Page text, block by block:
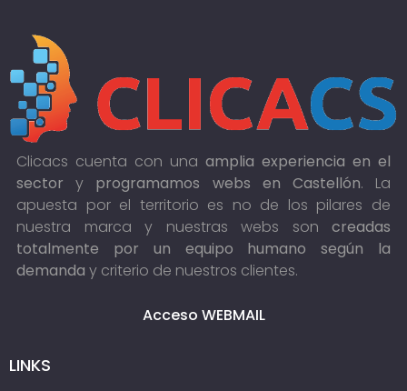
Clicacs cuenta con una amplia experiencia en el
sector y programamos webs en Castellón. La
apuesta por el territorio es no de los pilares de
nuestra marca y nuestras webs son creadas
totalmente por un equipo humano según la
demanda y criterio de nuestros clientes.
Acceso WEBMAIL
LINKS